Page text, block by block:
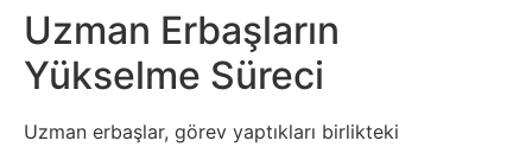
Domain
Uzman Erbaşların
Yükselme Süreci
Uzman erbaşlar, görev yaptıkları birlikteki